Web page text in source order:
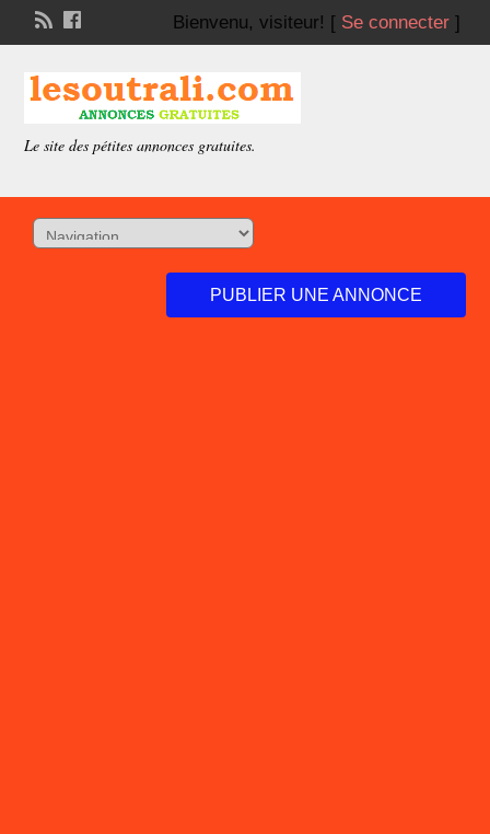
Bienvenu, visiteur! [ Se connecter]
Le site des pétites annonces gratuites.
PUBLIER UNE ANNONCE